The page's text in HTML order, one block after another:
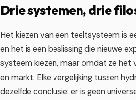
Drie systemen, drie
Het kiezen van een teeltsysteem is
en het is een beslissing die nieuwe
systeem kiezen, maar omdat ze het
en markt. Elke vergelijking tussen
dezelfde conclusie: er is geen